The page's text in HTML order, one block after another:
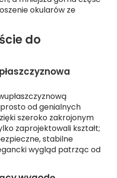
okularów ze
do
od genialnych
szeroko zakrojonym
zaprojektowali kształt;
stabilne
wygląd patrząc od